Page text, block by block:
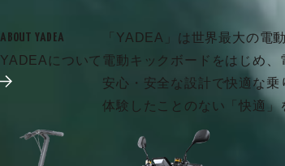
ABOUT YADEA
YADEAについて
「YADEA」は世界最大の電
電動キックボードをはじめ
安心・安全な設計で快適な乗
体験したことのない「快適」